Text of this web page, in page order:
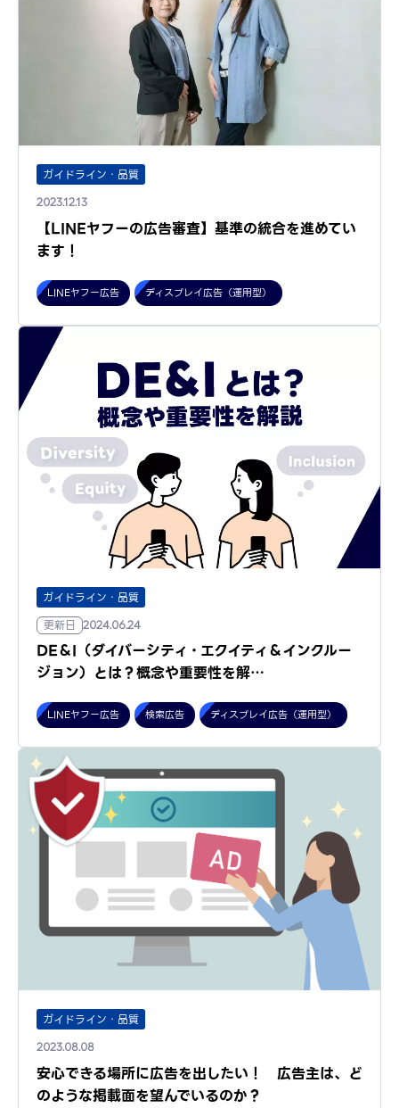
ガイドライン・品質
2023.12.13
【LINEヤフーの広告審査】基準の統合を進めてい
ます！
LINEヤフー広告 ディスプレイ広告（運用型）
ガイドライン・品質
更新日
2024.06.24
DE＆I（ダイバーシティ・エクイティ＆インクルー
ジョン）とは？概念や重要性を解…
LINEヤフー広告 検索広告 ディスプレイ広告（運用型）
ガイドライン・品質
2023.08.08
安心できる場所に広告を出したい！ 広告主は、ど
のような掲載面を望んでいるのか？